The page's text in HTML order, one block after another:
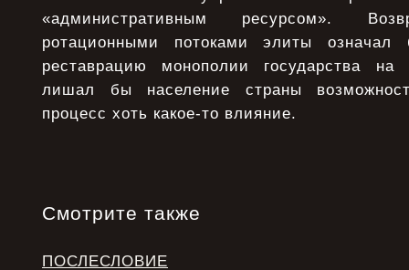
«административным ресурсом».
ротационными потоками элиты
реставрацию монополии государства
лишал бы население страны
процесс хоть какое-то влияние.
Смотрите также
ПОСЛЕСЛОВИЕ